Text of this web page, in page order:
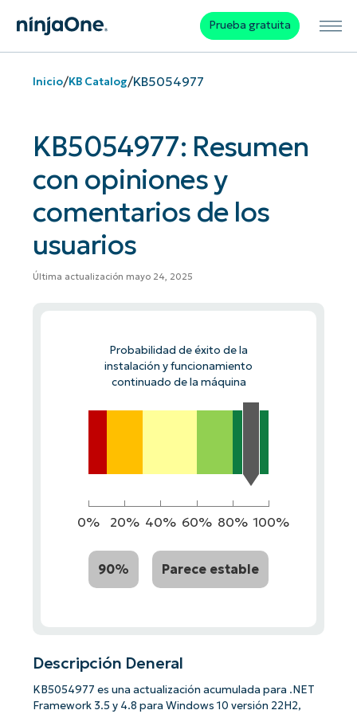
Prueba gratuita
Inicio/KB Catalog/KB5054977
KB5054977: Resumen
con opiniones y
comentarios de los
usuarios
Última actualización mayo 24, 2025
Probabilidad de éxito de la
instalación y funcionamiento
continuado de la máquina
0% 20% 40% 60% 80% 100%
90% Parece estable
Descripción Deneral
KB5054977 es una actualización acumulada para .NET
Framework 3.5 y 4.8 para Windows 10 versión 22H2,